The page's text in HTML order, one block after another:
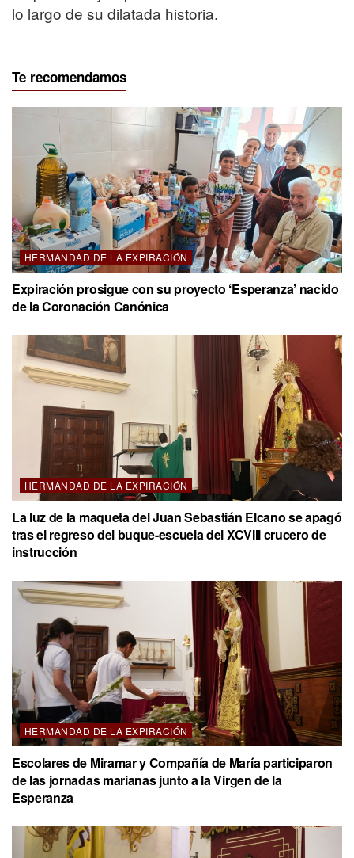
lo largo de su dilatada historia.
Te recomendamos
HERMANDAD DE LA EXPIRACIÓN
Expiración prosigue con su proyecto ‘Esperanza’ nacido
de la Coronación Canónica
HERMANDAD DE LA EXPIRACIÓN
La luz de la maqueta del Juan Sebastián Elcano se apagó
tras el regreso del buque-escuela del XCVIII crucero de
instrucción
HERMANDAD DE LA EXPIRACIÓN
Escolares de Miramar y Compañía de María participaron
de las jornadas marianas junto a la Virgen de la
Esperanza